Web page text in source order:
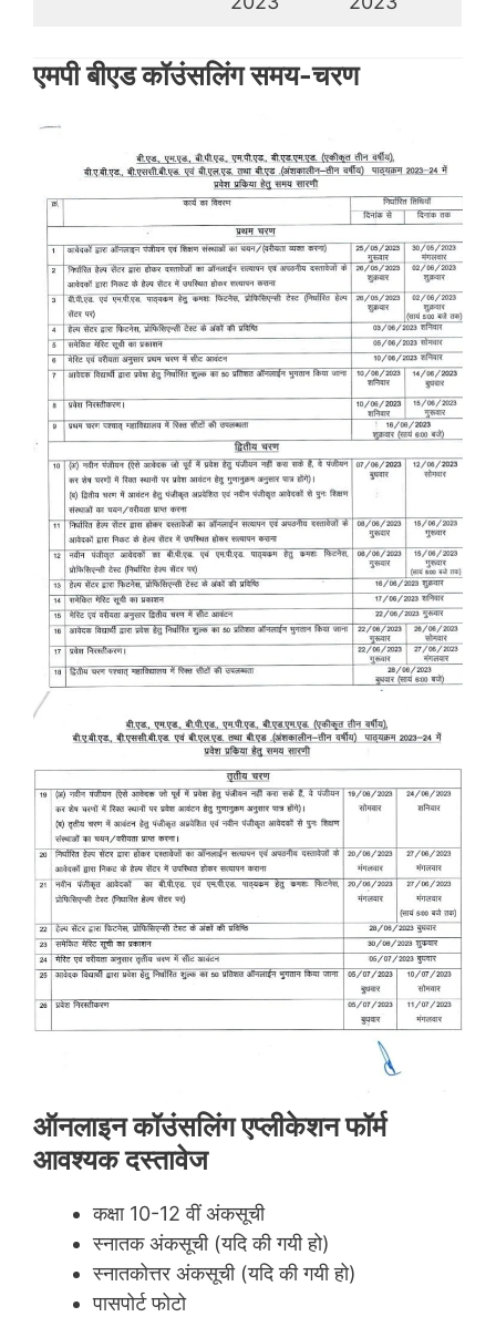
एमपी बीएड कॉउंसलिंग समय-चरण
ऑनलाइन कॉउंसलिंग एप्लीकेशन फॉर्म
आवश्यक दस्तावेज
कक्षा 10-12 वीं अंकसूची
स्नातक अंकसूची (यदि की गयी हो)
स्नातकोत्तर अंकसूची (यदि की गयी हो)
पासपोर्ट फोटो